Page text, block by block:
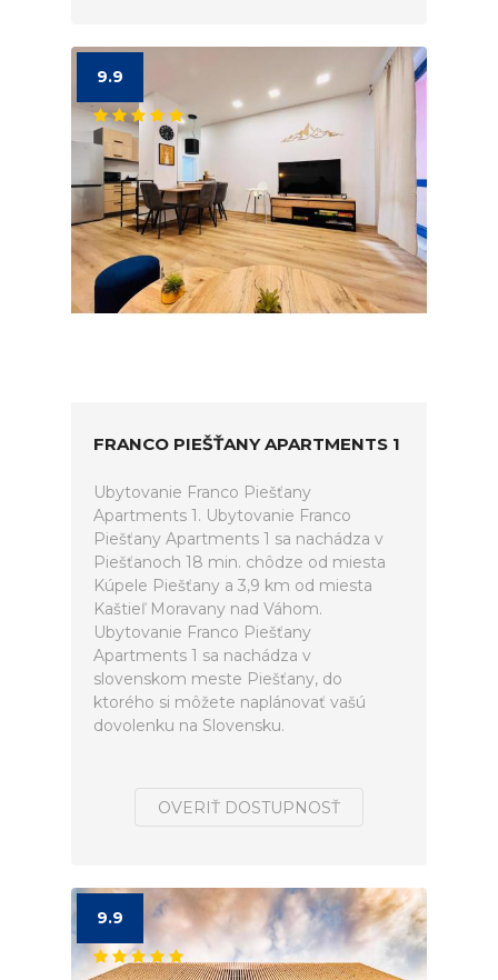
9.9
FRANCO PIEŠŤANY APARTMENTS 1
Ubytovanie Franco Piešťany
Apartments 1. Ubytovanie Franco
Piešťany Apartments 1 sa nachádza v
Piešťanoch 18 min. chôdze od miesta
Kúpele Piešťany a 3,9 km od miesta
Kaštieľ Moravany nad Váhom.
Ubytovanie Franco Piešťany
Apartments 1 sa nachádza v
slovenskom meste Piešťany, do
ktorého si môžete naplánovať vašú
dovolenku na Slovensku.
OVERIŤ DOSTUPNOSŤ
9.9